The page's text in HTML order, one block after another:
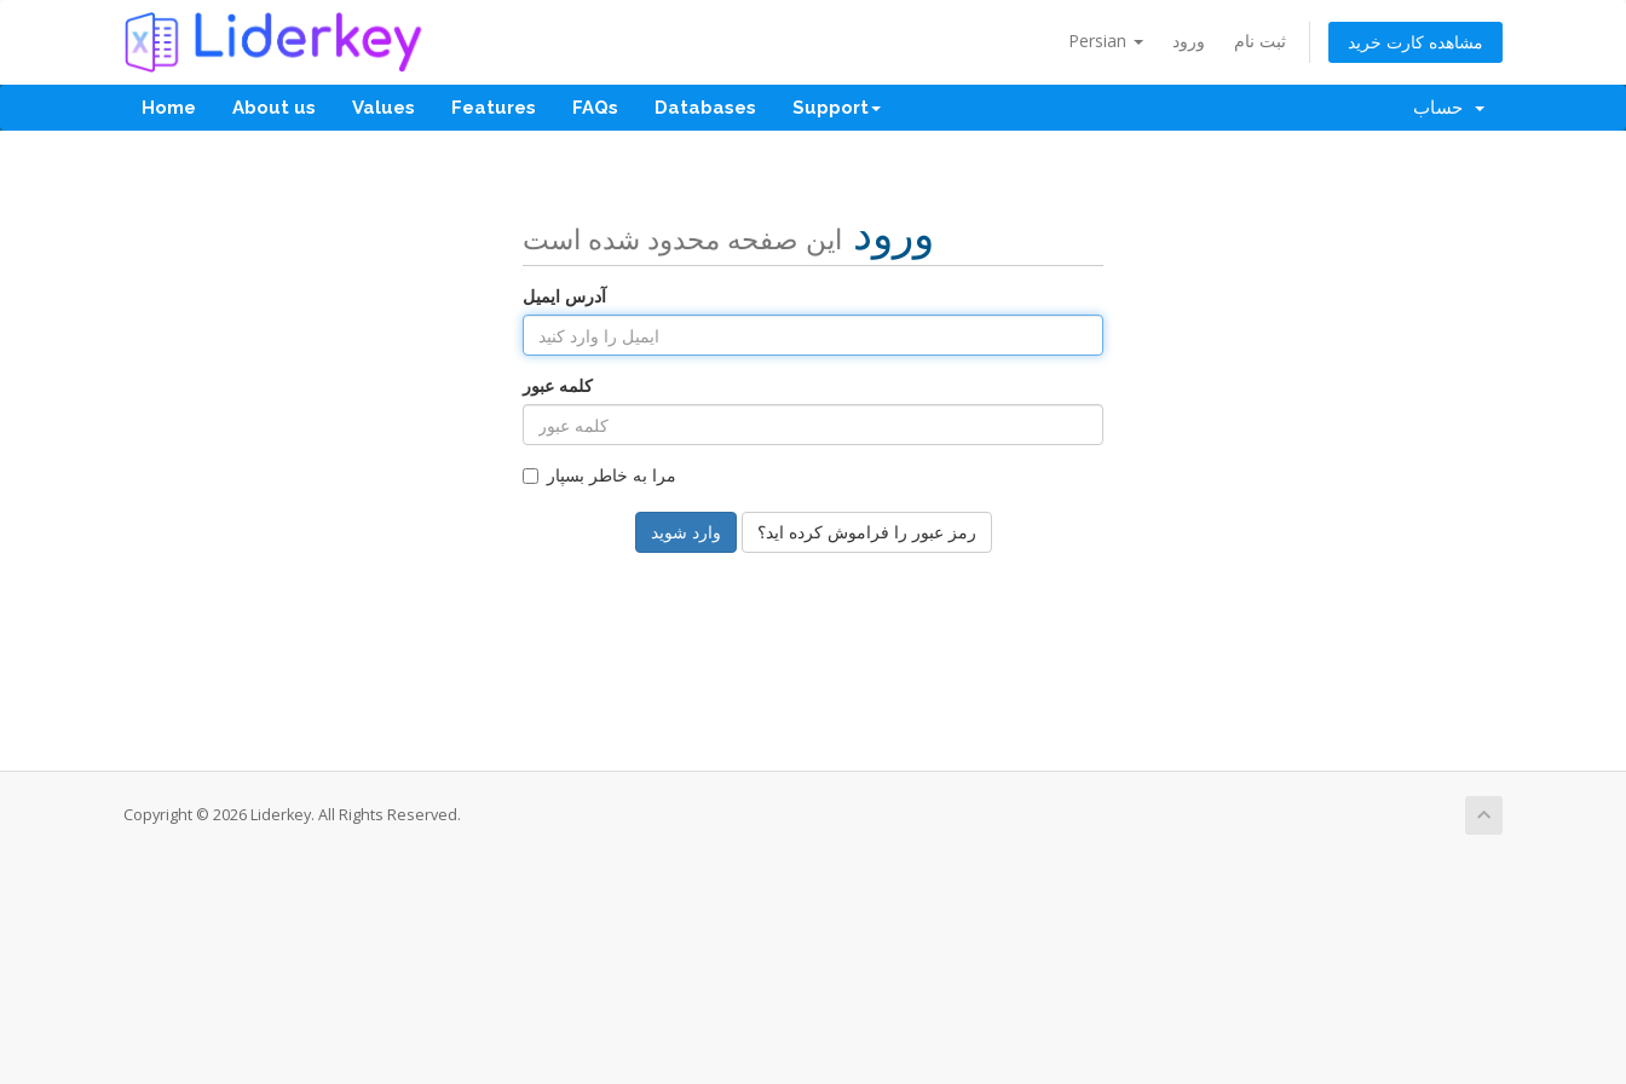
Persian ورود ثبت نام مشاهده کارت خرید
Home About us Values Features FAQs Databases Support
ورود این صفحه محدود شده است
آدرس ایمیل
کلمه عبور
مرا به خاطر بسپار
رمز عبور را فراموش کرده اید؟
Copyright © 2026 Liderkey. All Rights Reserved.